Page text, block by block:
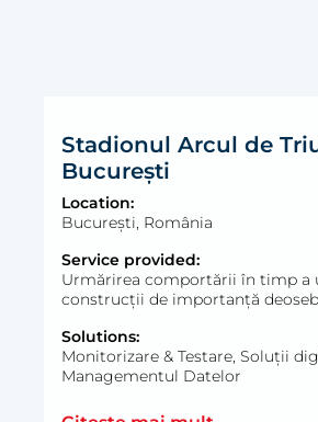
Stadionul Arcul de
București
Location:
București, România
Service provided:
Urmărirea comportării în timp a
construcții de importanță
mediu, în timp real, cu
datelor din teren.
Solutions:
Monitorizare & Testare, Soluții
Managementul Datelor